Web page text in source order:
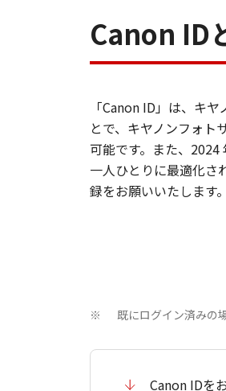
Canon ID
「Canon ID」は、キ
とで、キヤノンフォト
可能です。また、
一人ひとりに最適化さ
録をお願いいたします
※ 既にログイン済みの
Canon IDを